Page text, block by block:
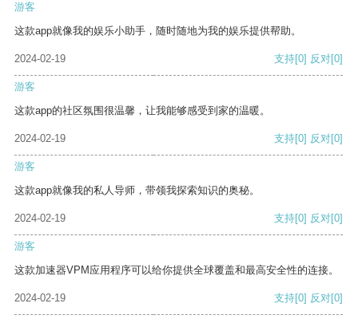
游客
这款app就像我的娱乐小助手，随时随地为我的娱乐提供帮助。
2024-02-19 支持[0] 反对[0]
游客
这款app的社区氛围很温馨，让我能够感受到家的温暖。
2024-02-19 支持[0] 反对[0]
游客
这款app就像我的私人导师，带领我探索知识的奥秘。
2024-02-19 支持[0] 反对[0]
游客
这款加速器VPM应用程序可以给你提供全球覆盖和最高安全性的连接。
2024-02-19 支持[0] 反对[0]